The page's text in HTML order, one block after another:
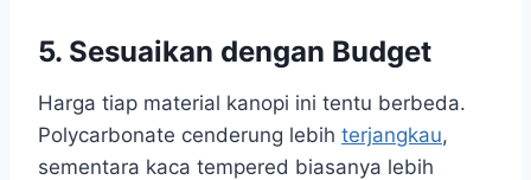
5. Sesuaikan dengan Budget
Harga tiap material kanopi ini tentu berbeda.
Polycarbonate cenderung lebih terjangkau,
sementara kaca tempered biasanya lebih